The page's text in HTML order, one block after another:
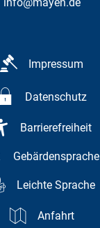
Impressum
Datenschutz
Barrierefreiheit
Gebärdensprache
Leichte Sprache
Anfahrt